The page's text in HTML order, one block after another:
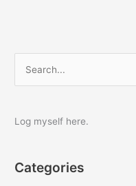
r
f
Log myself here.
Categories